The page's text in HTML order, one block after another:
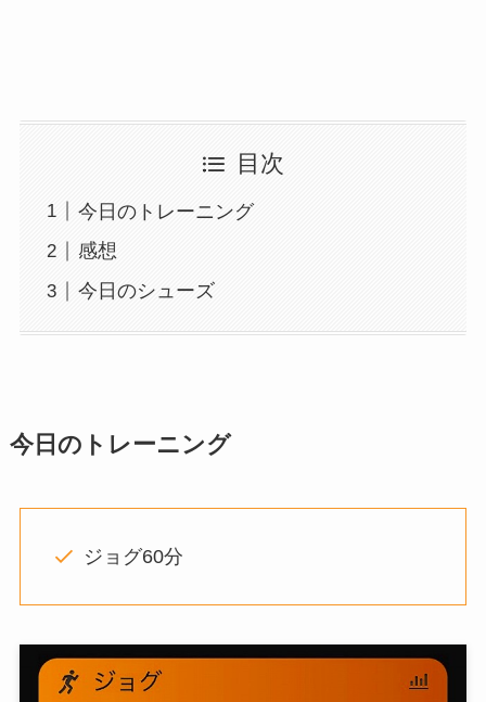
目次
今日のトレーニング
感想
今日のシューズ
今日 のトレーニング
ジョグ60分